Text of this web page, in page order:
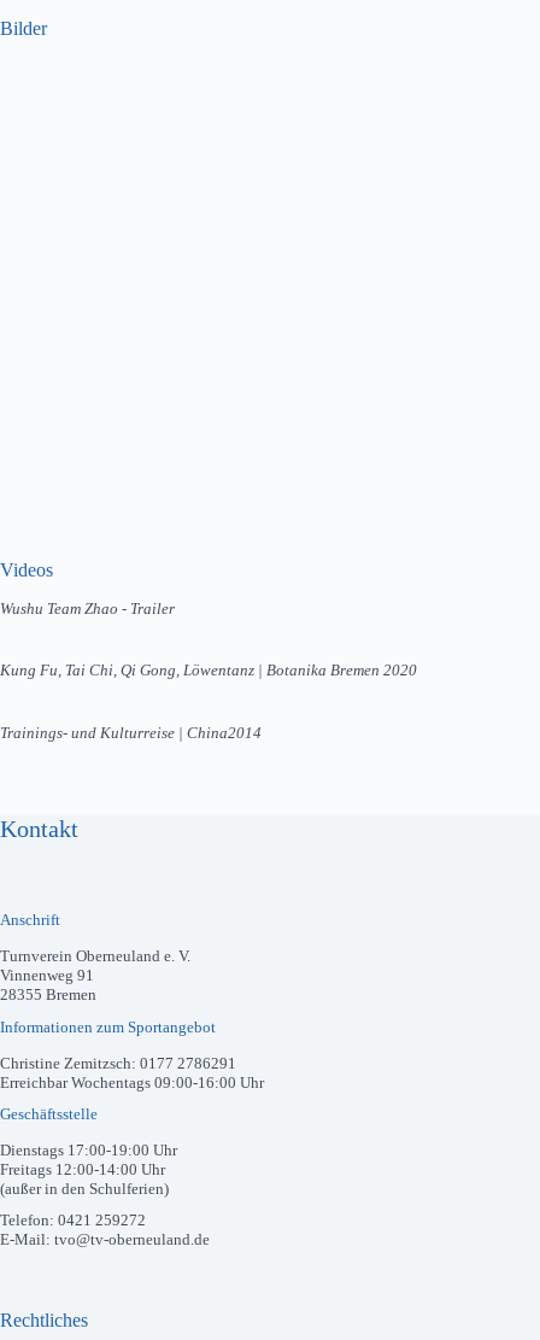
Bilder
Videos
Wushu Team Zhao - Trailer
Kung Fu, Tai Chi, Qi Gong, Löwentanz | Botanika Bremen 2020
Trainings- und Kulturreise | China2014
Kontakt
Anschrift
Turnverein Oberneuland e. V.
Vinnenweg 91
28355 Bremen
Informationen zum Sportangebot
Christine Zemitzsch: 0177 2786291
Erreichbar Wochentags 09:00-16:00 Uhr
Geschäftsstelle
Dienstags 17:00-19:00 Uhr
Freitags 12:00-14:00 Uhr
(außer in den Schulferien)
Telefon: 0421 259272
E-Mail: tvo@tv-oberneuland.de
Rechtliches